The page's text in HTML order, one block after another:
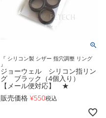
『 シリコン製 シザー 指穴調整 リング
』
ジョーウェル シリコン指リン
グ ブラック（4個入り）
【メール便対応】 ★
販売価格 ¥550税込